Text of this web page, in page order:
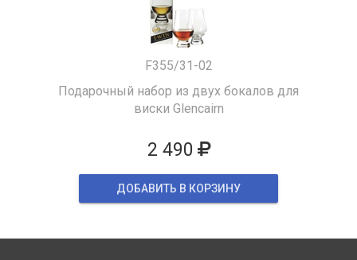
F355/31-02
Подарочный набор из двух бокалов для
виски Glencairn
2 490
ДОБАВИТЬ В КОРЗИНУ